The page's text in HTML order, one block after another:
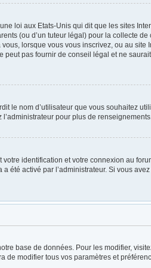
loi aux Etats-Unis qui dit que les sites
(ou d’un tuteur légal) pour la collecte
lorsque vous vous inscrivez, ou au
pas fournir de conseil légal et ne
le nom d’utilisateur que vous souhaitez
pour plus de
identification et votre connexion au
été activé par l’administrateur. Si vous
base de données. Pour les modifier,
de modifier tous vos paramètres et